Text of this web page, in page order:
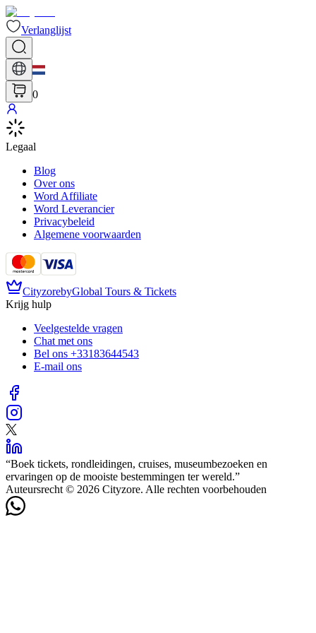
Verlanglijst
0
Legaal
Blog
Over ons
Word Affiliate
Word Leverancier
Privacybeleid
Algemene voorwaarden
CityzorebyGlobal Tours & Tickets
Krijg hulp
Veelgestelde vragen
Chat met ons
Bel ons +33183644543
E-mail ons
“Boek tickets, rondleidingen, cruises, museumbezoeken en
ervaringen op de mooiste bestemmingen ter wereld.”
Auteursrecht © 2026 Cityzore. Alle rechten voorbehouden